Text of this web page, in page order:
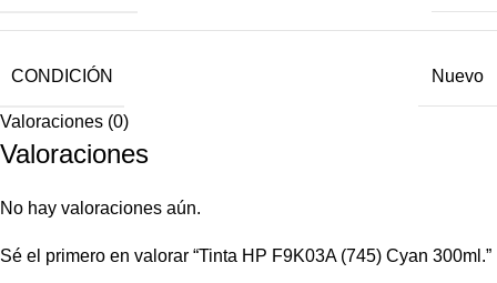
CONDICIÓN Nuevo
Valoraciones (0)
Valoraciones
No hay valoraciones aún.
Sé el primero en valorar “Tinta HP F9K03A (745) Cyan 300ml.”